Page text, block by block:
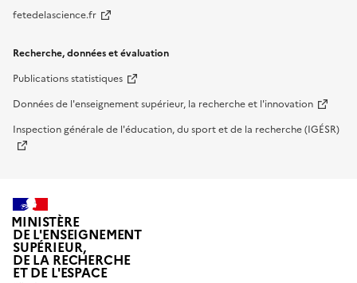
fetedelascience.fr
Recherche, données et évaluation
Publications statistiques
Données de l'enseignement supérieur, la recherche et l'innovation
Inspection générale de l'éducation, du sport et de la recherche (IGÉSR)
MINISTÈRE
DE L'ENSEIGNEMENT
SUPÉRIEUR,
DE LA RECHERCHE
ET DE L'ESPACE